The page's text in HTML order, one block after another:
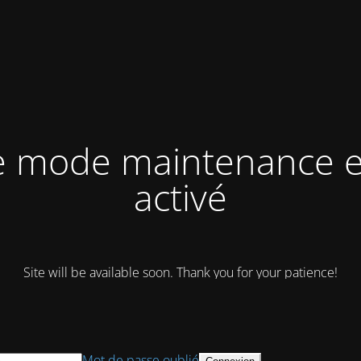
mode maintenance
activé
Site will be available soon. Thank you for your patience!